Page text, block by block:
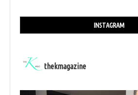
INSTAGRAM
thekmagazine